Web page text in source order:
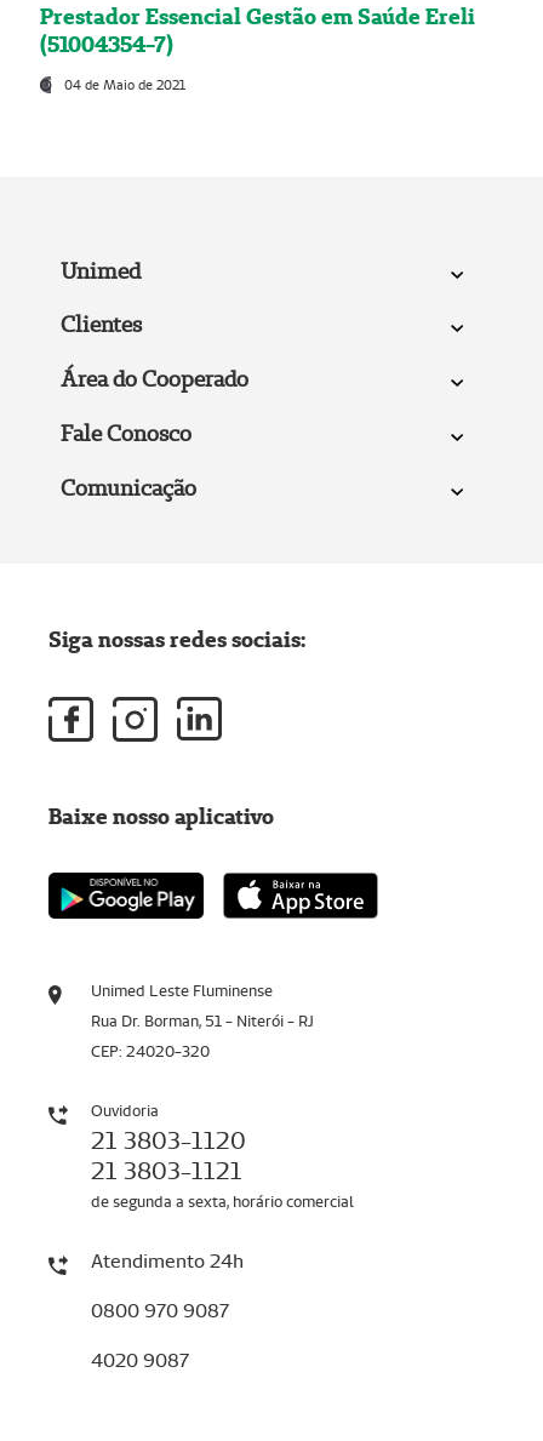
Prestador Essencial Gestão em Saúde Ereli
(51004354-7)
04 de Maio de 2021
Unimed
Clientes
Área do Cooperado
Fale Conosco
Comunicação
Unimed Leste Fluminense
Rua Dr. Borman, 51 - Niterói - RJ
CEP: 24020-320
Ouvidoria
21 3803-1120
21 3803-1121
de segunda a sexta, horário comercial
Atendimento 24h
0800 970 9087
4020 9087
Siga nossas redes sociais:
Baixe nosso aplicativo